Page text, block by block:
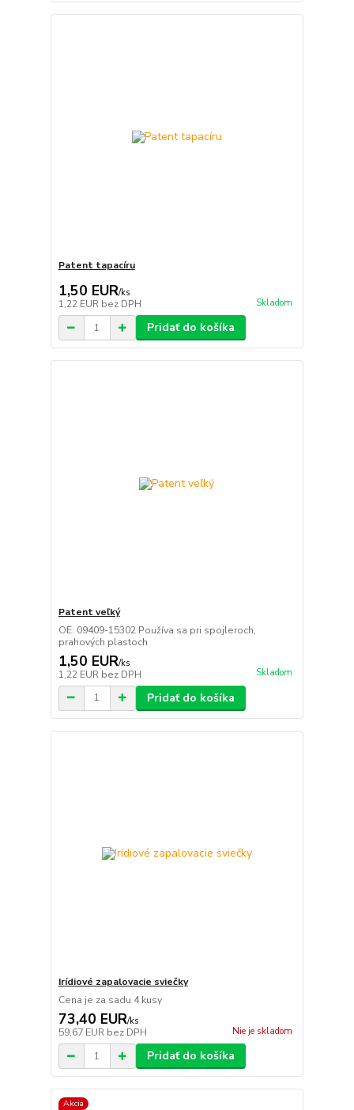
Patent tapacíru
1,50 EUR/ks
1,22 EUR bez DPH Skladom
Pridať do košíka
Patent veľký
OE: 09409-15302 Používa sa pri spojleroch,
prahových plastoch
1,50 EUR/ks
1,22 EUR bez DPH Skladom
Pridať do košíka
Irídiové zapalovacie sviečky
Cena je za sadu 4 kusy
73,40 EUR/ks
59,67 EUR bez DPH Nie je skladom
Pridať do košíka
Akcia